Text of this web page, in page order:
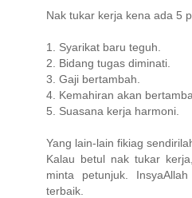
Nak tukar kerja kena ada 5
1. Syarikat baru teguh.
2. Bidang tugas diminati.
3. Gaji bertambah.
4. Kemahiran akan
5. Suasana kerja harmoni.
Yang lain-lain fikiag
Kalau betul nak tukar
minta petunjuk.
terbaik.